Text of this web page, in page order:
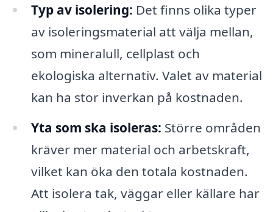
Typ av isolering: Det finns olika typer
av isoleringsmaterial att välja mellan,
som mineralull, cellplast och
ekologiska alternativ. Valet av material
kan ha stor inverkan på kostnaden.
Yta som ska isoleras: Större områden
kräver mer material och arbetskraft,
vilket kan öka den totala kostnaden.
Att isolera tak, väggar eller källare har